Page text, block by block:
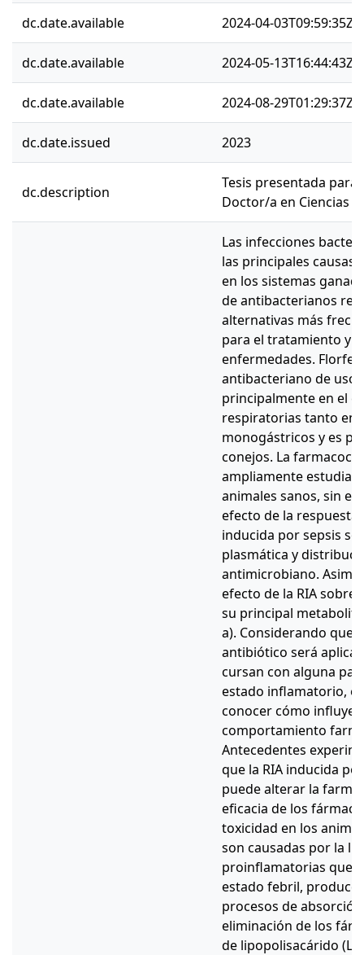
dc.date.available 2024-04-03T09:59:35Z
dc.date.available 2024-05-13T16:44:43Z
dc.date.available 2024-08-29T01:29:37Z
dc.date.issued 2023
dc.description
Tesis presentada
Doctor/a en Ciencias
Las infecciones
las principales causas
en los sistemas
de antibacterianos
alternativas más
para el tratamiento y
enfermedades.
antibacteriano de uso
principalmente en el
respiratorias tanto en
monogástricos y es
conejos. La
ampliamente
animales sanos, sin
efecto de la respuesta
inducida por sepsis
plasmática y
antimicrobiano.
efecto de la RIA sobre
su principal
a). Considerando que
antibiótico será
cursan con alguna
estado inflamatorio,
conocer cómo influye
comportamiento
Antecedentes
que la RIA inducida
puede alterar la
eficacia de los
toxicidad en los
son causadas por la
proinflamatorias que
estado febril,
procesos de
eliminación de los
de lipopolisacárido